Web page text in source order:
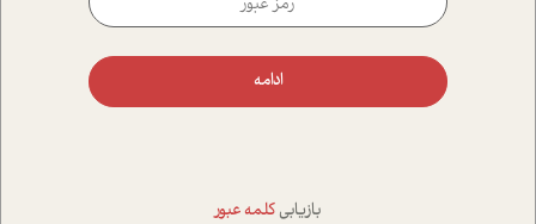
ادامه
بازیابی کلمه عبور